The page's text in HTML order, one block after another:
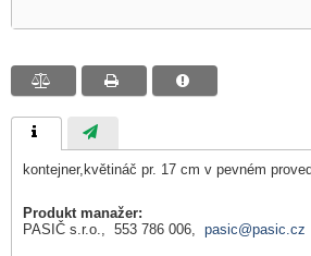
kontejner,květináč pr. 17 cm v pevném
Produkt manažer:
PASIČ s.r.o., 553 786 006, pasic@pasic.cz